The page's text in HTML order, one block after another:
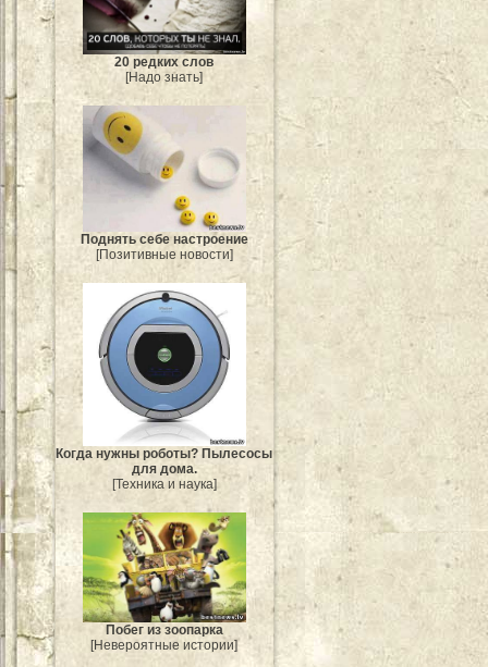
20 редких слов
[Надо знать]
Поднять себе настроение
[Позитивные новости]
Когда нужны роботы? Пылесосы
для дома.
[Техника и наука]
Побег из зоопарка
[Невероятные истории]